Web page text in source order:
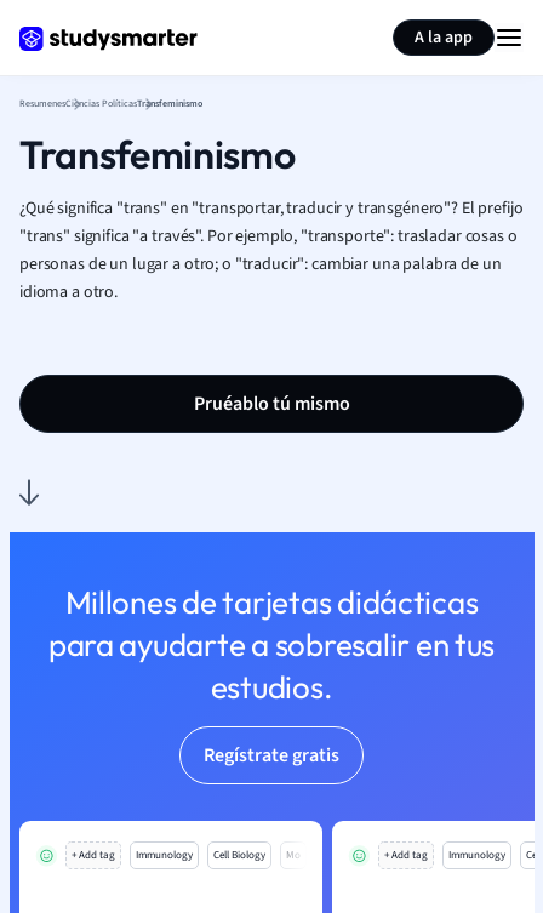
A la app
ResumenesCiencias PolíticasTransfeminismo
Transfeminismo
¿Qué significa "trans" en "transportar, traducir y transgénero"? El prefijo
"trans" significa "a través". Por ejemplo, "transporte": trasladar cosas o
personas de un lugar a otro; o "traducir": cambiar una palabra de un
idioma a otro.
Pruéablo tú mismo
Millones de tarjetas didácticas
para ayudarte a sobresalir en tus
estudios.
Regístrate gratis
+ Add tag Immunology Cell Biology Mo + Add tag Immunology
Resumir página